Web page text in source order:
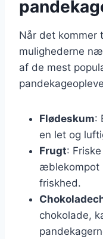
Når det kommer
mulighederne
af de mest
Flødeskum:
en let og
Frugt:
æblekompot
friskhed.
chokolade,